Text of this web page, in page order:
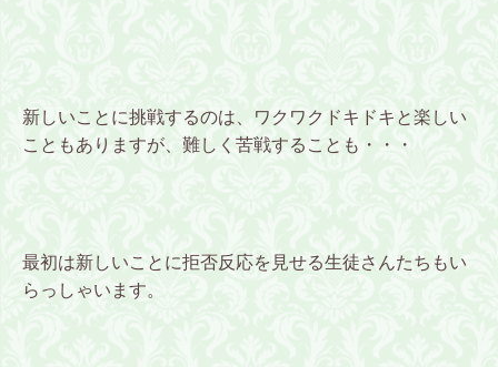
新しいことに挑戦するのは、ワクワクドキドキと楽しい
こともありますが、難しく苦戦することも・・・
最初は新しいことに拒否反応を見せる生徒さんたちもい
らっしゃいます。